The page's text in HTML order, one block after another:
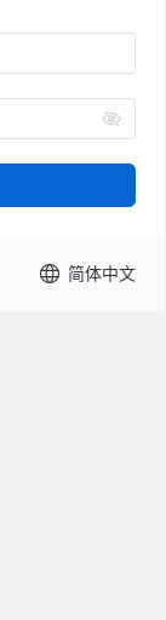
简体中文